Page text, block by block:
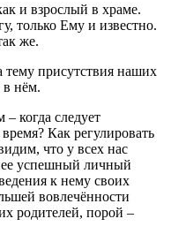
и взрослый в храме.
только Ему и известно.
же.
тему присутствия наших
в нём.
когда следует
Как регулировать
что у всех нас
успешный личный
к нему своих
вовлечённости
родителей, порой –